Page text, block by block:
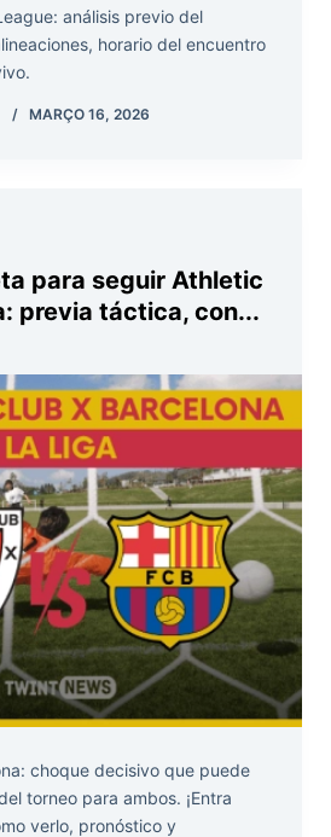
análisis previo del
horario del encuentro
MARÇO 16, 2026
para seguir Athletic
previa táctica, con...
choque decisivo que puede
torneo para ambos. ¡Entra
verlo, pronóstico y